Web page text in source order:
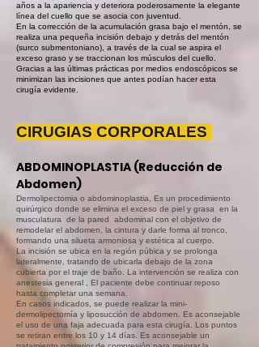
años a la apariencia y deteriora poderosamente la elegante
línea del cuello que se asocia con juventud.
En la corrección de la acumulación grasa bajo el mentón, se
realiza una pequeña incisión debajo y detrás del mentón
(surco submentoniano), a través de la cual se aspira el
exceso graso y se traccionan los músculos del cuello.
Gracias a las últimas prácticas por medios endoscópicos se
minimizan las incisiones que antes podían hacer esta
cirugía evidente.
CIRUGIAS CORPORALES
ABDOMINOPLASTIA (Reducción de
Abdomen)
Dermolipectomia o abdominoplastia, Es un procedimiento
quirúrgico donde se elimina el exceso de piel y grasa en la
musculatura de la pared abdominal con el objetivo de
remodelar el abdomen, la cintura y darle forma al tronco,
formando una silueta armoniosa y estética al cuerpo.
La incisión se ubica en la región púbica y se prolonga
lateralmente, tratando de ubicarla debajo de la zona
cubierta por el traje de baño. La intervención se realiza con
anestesia general , El paciente debe continuar reposo
hasta completar una semana.
En casos indicados, se puede realizar la mini-
dermolipectomía y liposucción de abdomen. Es aconsejable
el uso de una faja adecuada para esta cirugía. Los puntos
se retiran entre los 10 y 14 días. Es aconsejable un